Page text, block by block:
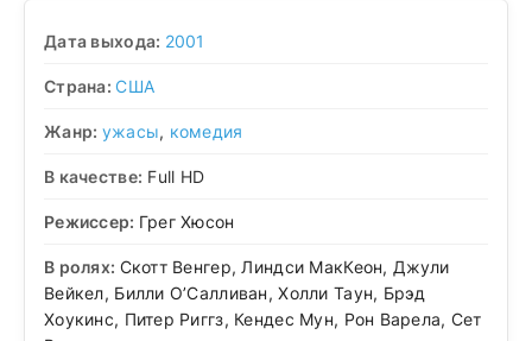
Дата выхода: 2001
Страна:США
Жанр: ужасы, комедия
В качестве: Full HD
Режиссер: Грег Хюсон
В ролях: Скотт Венгер, Линдси МакКеон, Джули
Вейкел, Билли О’Салливан, Холли Таун, Брэд
Хоукинс, Питер Риггз, Кендес Мун, Рон Варела, Сет